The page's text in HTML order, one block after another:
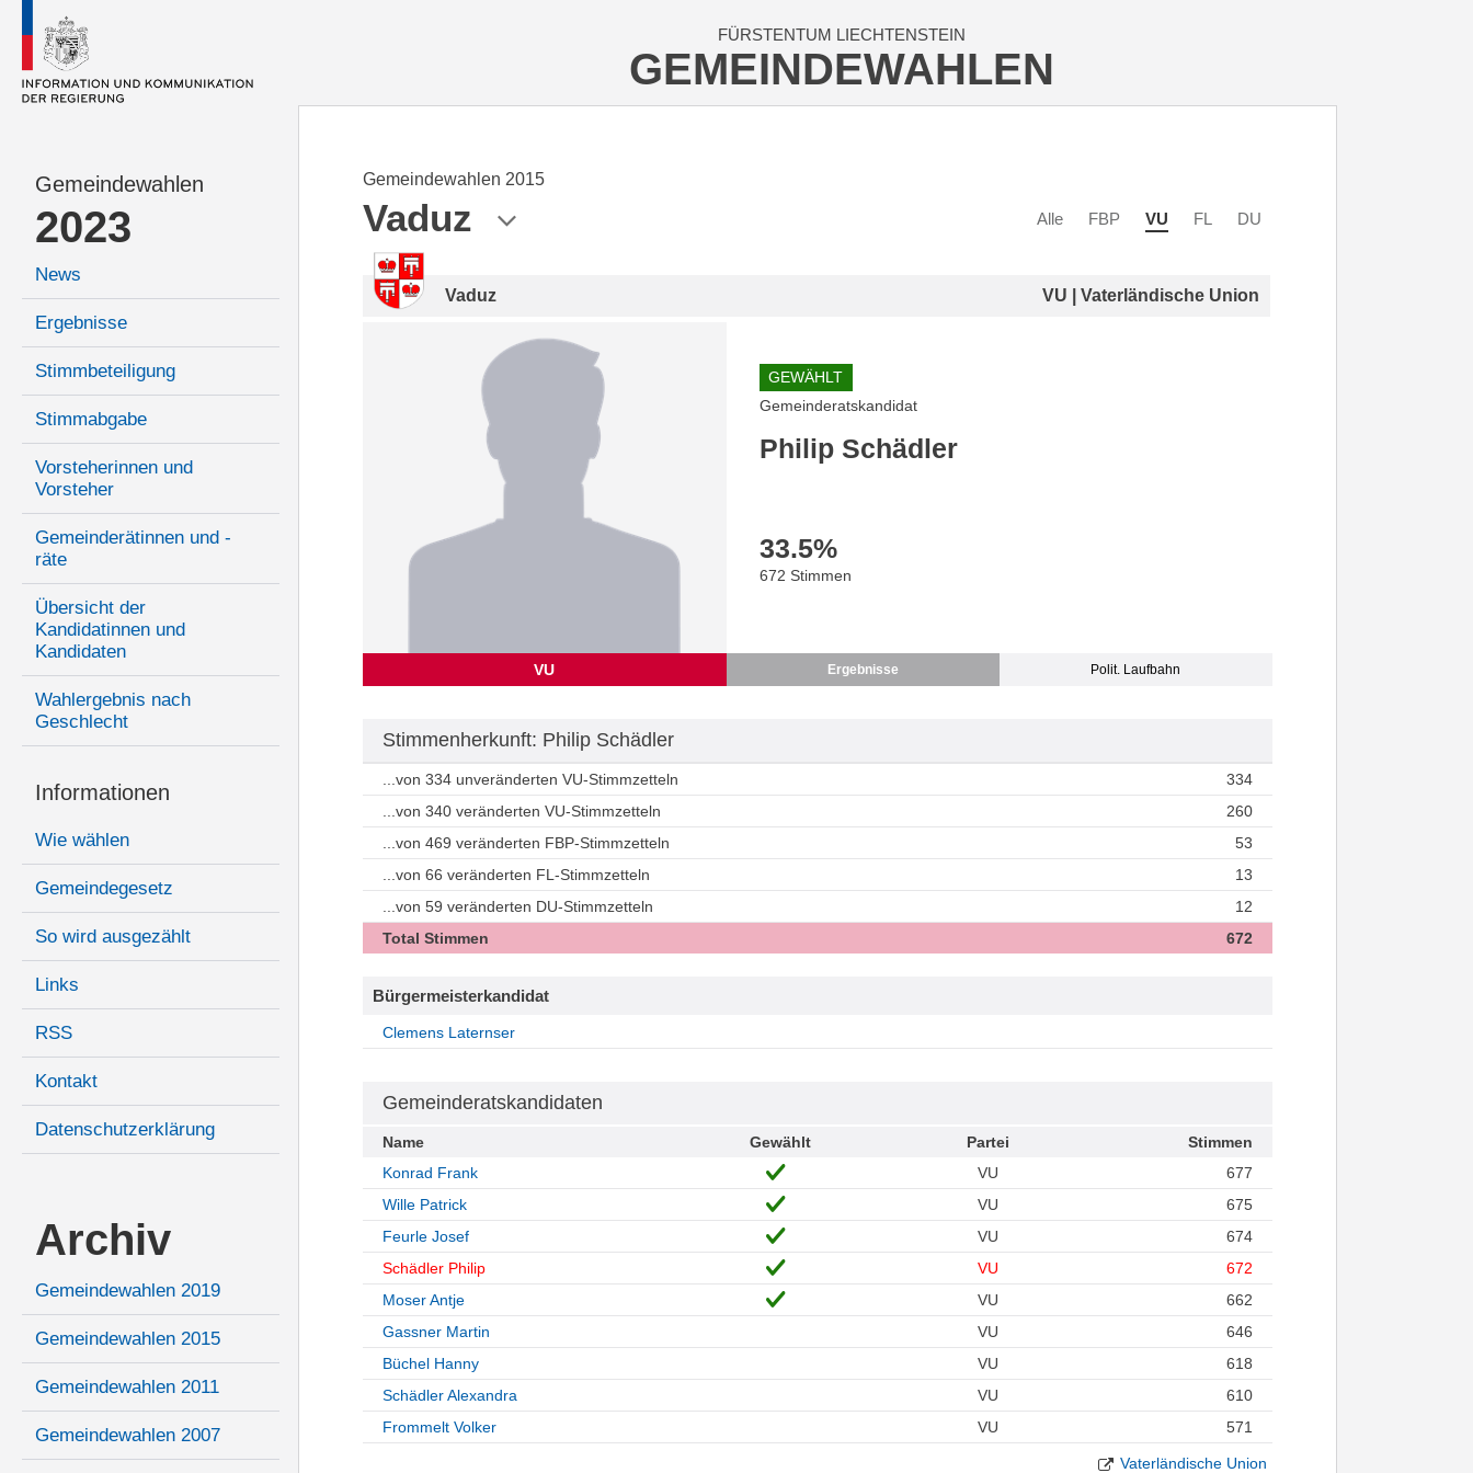
FÜRSTENTUM LIECHTENSTEIN
GEMEINDEWAHLEN
Gemeindewahlen
2023
News
Ergebnisse
Stimmbeteiligung
Stimmabgabe
Vorsteherinnen und
Vorsteher
Gemeinderätinnen und -
räte
Übersicht der
Kandidatinnen und
Kandidaten
Wahlergebnis nach
Geschlecht
Informationen
Wie wählen
Gemeindegesetz
So wird ausgezählt
Links
RSS
Kontakt
Datenschutzerklärung
Archiv
Gemeindewahlen 2019
Gemeindewahlen 2015
Gemeindewahlen 2011
Gemeindewahlen 2007
Gemeindewahlen 2015
Vaduz Alle FBP VU FL DU
Vaduz VU | Vaterländische Union
VU
GEWÄHLT
Gemeinderatskandidat
Philip Schädler
33.5%
672 Stimmen
Ergebnisse Polit. Laufbahn
Stimmenherkunft: Philip Schädler
...von 334 unveränderten VU-Stimmzetteln
334
...von 340 veränderten VU-Stimmzetteln
260
...von 469 veränderten FBP-Stimmzetteln
53
...von 66 veränderten FL-Stimmzetteln
13
...von 59 veränderten DU-Stimmzetteln
12
Total Stimmen
672
Bürgermeisterkandidat
Clemens Laternser
Gemeinderatskandidaten
Name Gewählt Partei
Stimmen
Konrad Frank
VU
677
Wille Patrick
VU
675
Feurle Josef
VU
674
Schädler Philip
VU
672
Moser Antje
VU
662
Gassner Martin
VU
646
Büchel Hanny
VU
618
Schädler Alexandra
VU
610
Frommelt Volker
VU 571
Vaterländische Union